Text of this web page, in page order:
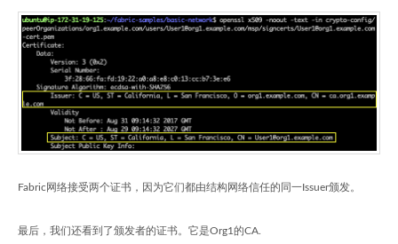
Fabric网络接受两个证书，因为它们都由结构网络信任的同一Issuer颁发。
最后，我们还看到了颁发者的证书。它是Org1的CA.